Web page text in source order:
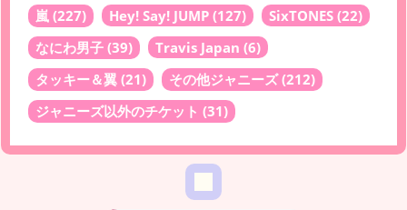
嵐 (227) Hey! Say! JUMP (127) SixTONES (22)
なにわ男子 (39) Travis Japan (6)
タッキー＆翼 (21) その他ジャニーズ(212)
ジャニーズ以外のチケット (31)